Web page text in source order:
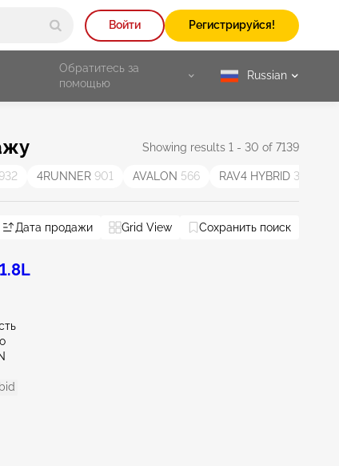
Войти Регистрируйся!
Обратитесь за
помощью
selected
Russian
Showing results 1 - 30 of 7139
932 4RUNNER 901 AVALON 566 RAV4 HYBRID 387
Дата продажи Grid View Сохранить поиск